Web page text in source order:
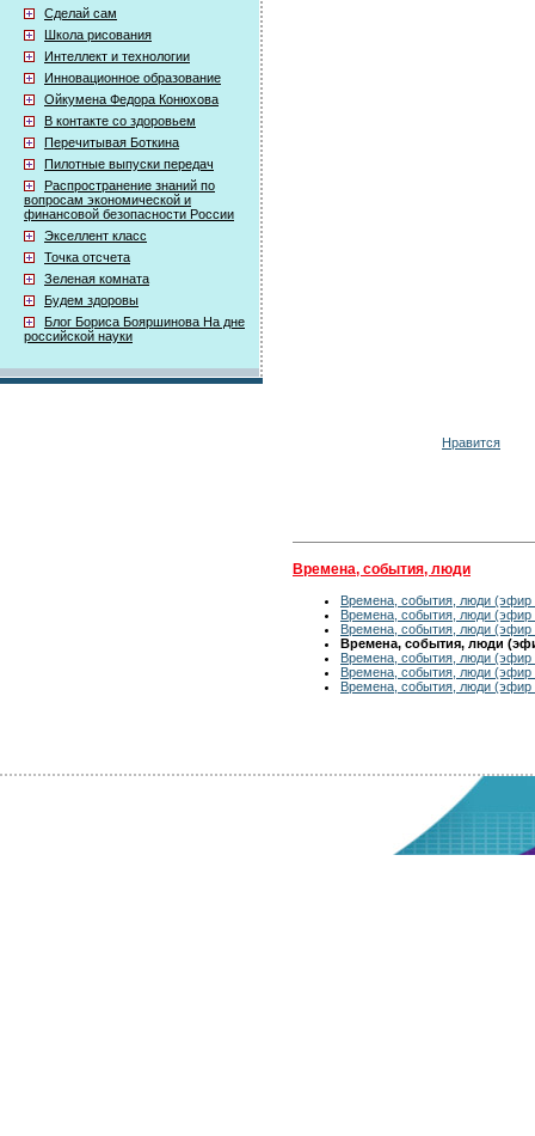
Сделай сам
Школа рисования
Интеллект и технологии
Инновационное образование
Ойкумена Федора Конюхова
В контакте со здоровьем
Перечитывая Боткина
Пилотные выпуски передач
Распространение знаний по
вопросам экономической и
финансовой безопасности России
Экселлент класс
Точка отсчета
Зеленая комната
Будем здоровы
Блог Бориса Бояршинова На дне
российской науки
Нравится
Времена, события, люди
Времена, события, люди (эфир
Времена, события, люди (эфир
Времена, события, люди (эфир
Времена, события, люди
Времена, события, люди (эфир
Времена, события, люди (эфир
Времена, события, люди (эфир